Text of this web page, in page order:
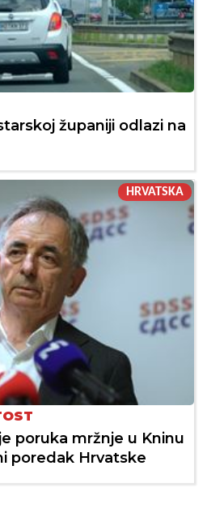
županiji odlazi na
HRVATSKA
poruka mržnje u Kninu
poredak Hrvatske